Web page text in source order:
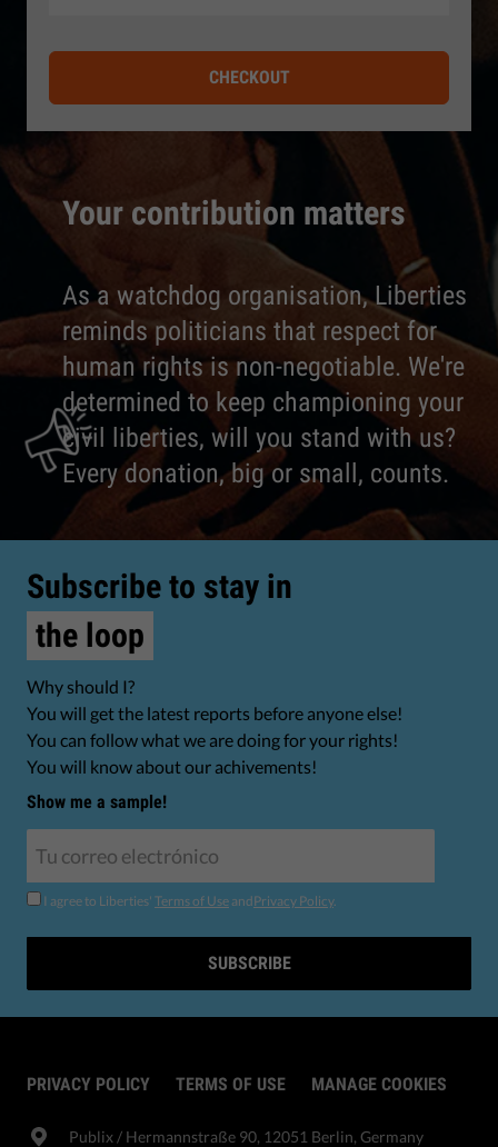
Your contribution matters
As a watchdog organisation, Liberties
reminds politicians that respect for
human rights is non-negotiable. We're
determined to keep championing your
civil liberties, will you stand with us?
Every donation, big or small, counts.
CHECKOUT
Subscribe to stay in
the loop
Why should I?
You will get the latest reports before anyone else!
You can follow what we are doing for your rights!
You will know about our achivements!
Show me a sample!
I agree to Liberties' Terms of Use andPrivacy Policy.
SUBSCRIBE
PRIVACY POLICY TERMS OF USE MANAGE COOKIES
Publix​ / Hermannstraße 90, 12051 Berlin, Germany